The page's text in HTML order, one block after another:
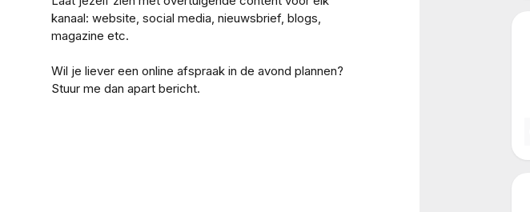
kanaal: website, social media, nieuwsbrief, blogs,
magazine etc.
Wil je liever een online afspraak in de avond plannen?
Stuur me dan apart bericht.